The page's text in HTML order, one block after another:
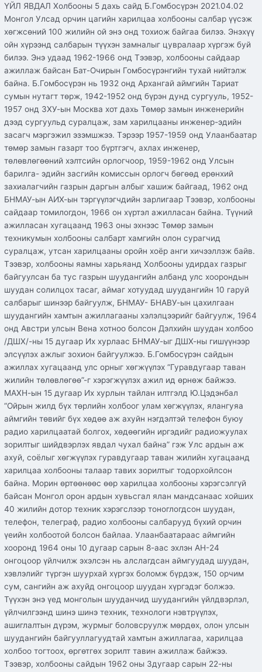
ҮЙЛ ЯВДАЛ Холбооны 5 дахь сайд Б.Гомбосүрэн 2021.04.02
Монгол Улсад орчин цагийн харилцаа холбооны салбар үүсэж
хөгжсөний 100 жилийн ой энэ онд тохиож байгаа билээ. Энэхүү
ойн хүрээнд салбарын түүхэн замналыг цувралаар хүргэж буй
билээ. Энэ удаад 1962-1966 онд Тээвэр, холбооны сайдаар
ажиллаж байсан Бат-Очирын Гомбосүрэнгийн тухай нийтэлж
байна. Б.Гомбосүрэн нь 1932 онд Архангай аймгийн Тариат
сумын нутагт төрж, 1942-1952 онд бүрэн дунд сургууль, 1952-
1957 онд ЗХУ-ын Москва хот дахь Төмөр замын инженерийн
дээд сургуульд суралцаж, зам харилцааны инженер-эдийн
засагч мэргэжил эзэмшжээ. Тэрээр 1957-1959 онд Улаанбаатар
төмөр замын газарт тоо бүртгэгч, ахлах инженер,
төлөвлөгөөний хэлтсийн орлогчоор, 1959-1962 онд Улсын
барилга- эдийн засгийн комиссын орлогч бөгөөд ерөнхий
захиалагчийн газрын даргын албыг хашиж байгаад, 1962 онд
БНМАУ-ын АИХ-ын тэргүүлэгчдийн зарлигаар Тээвэр, холбооны
сайдаар томилогдон, 1966 он хүртэл ажилласан байна. Түүний
ажилласан хугацаанд 1963 оны эхнээс Төмөр замын
техникумын холбооны салбарт хамгийн олон сурагчид
суралцаж, утсан харилцааны оройн хоёр анги хичээллэж байв.
Тээвэр, холбооны яамны харьяанд Холбооны удирдах газрыг
байгуулсан ба тус газрын шуудангийн албанд улс хоорондын
шуудан солилцох тасаг, аймаг хотуудад шуудангийн 10 гаруй
салбарыг шинээр байгуулж, БНМАУ- БНАВУ-ын цахилгаан
шуудангийн хамтын ажиллагааны хэлэлцээрийг байгуулж, 1964
онд Австри улсын Вена хотноо болсон Дэлхийн шуудан холбоо
/ДШХ/-ны 15 дугаар Их хурлаас БНМАУ-ыг ДШХ-ны гишүүнээр
элсүүлэх ажлыг зохион байгуулжээ. Б.Гомбосүрэн сайдын
ажиллах хугацаанд улс орныг хөгжүүлэх “Гуравдугаар таван
жилийн төлөвлөгөө”-г хэрэгжүүлэх ажил ид өрнөж байжээ.
МАХН-ын 15 дугаар Их хурлын тайлан илтгэлд Ю.Цэдэнбал
“Ойрын жилд бүх төрлийн холбоог улам хөгжүүлэх, ялангуяа
аймгийн төвийг бүх хөдөө аж ахуйн нэгдэлтэй телефон буюу
радио харилцаатай болгох, хөдөөгийн иргэдийг радиожуулах
зорилтыг шийдвэрлэх явдал чухал байна” гэж Улс ардын аж
ахуй, соёлыг хөгжүүлэх гуравдугаар таван жилийн хугацаанд
харилцаа холбооны талаар тавих зорилтыг тодорхойлсон
байна. Морин өртөөнөөс өөр харилцаа холбооны хэрэгсэлгүй
байсан Монгол орон ардын хувьсгал ялан мандсанаас хойших
40 жилийн дотор техник хэрэгслээр тоноглогдсон шуудан,
телефон, телеграф, радио холбооны салбарууд бүхий орчин
үеийн холбоотой болсон байлаа. Улаанбаатараас аймгийн
хооронд 1964 оны 10 дугаар сарын 8-аас эхлэн АН-24
онгоцоор үйлчилж эхэлсэн нь алслагдсан аймгуудад шуудан,
хэвлэлийг түргэн шуурхай хүргэх боломж бүрдэж, 150 орчим
сум, сангийн аж ахуйд онгоцоор шуудан хүргэдэг болжээ.
Түүхэн энэ үед монголын шууданчид шуудангийн үйлдвэрлэл,
үйлчилгээнд шинэ шинэ техник, технологи нэвтрүүлэх,
ашиглалтын дүрэм, журмыг боловсруулж мөрдөх, олон улсын
шуудангийн байгууллагуудтай хамтын ажиллагаа, харилцаа
холбоо тогтоох, өргөтгөх зорилт тавин ажиллаж байжээ.
Тээвэр, холбооны сайдын 1962 оны 3дугаар сарын 22-ны